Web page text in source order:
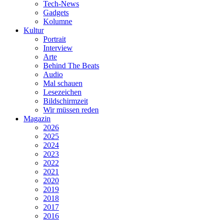
Tech-News
Gadgets
Kolumne
Kultur
Portrait
Interview
Arte
Behind The Beats
Audio
Mal schauen
Lesezeichen
Bildschirmzeit
Wir müssen reden
Magazin
2026
2025
2024
2023
2022
2021
2020
2019
2018
2017
2016